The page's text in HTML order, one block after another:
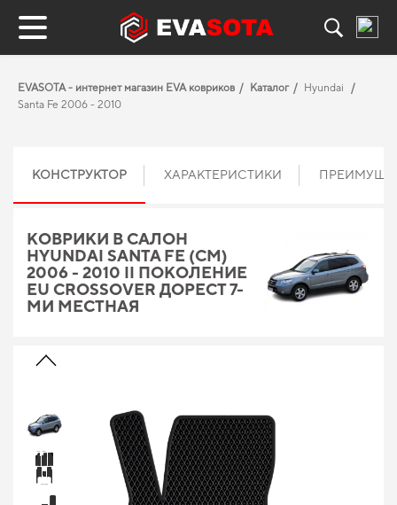
EVASOTA - интернет магазин EVA ковриков Каталог
Hyundai
Santa Fe 2006 - 2010
КОНСТРУКТОР ХАРАКТЕРИСТИКИ
КОВРИКИ В САЛОН
HYUNDAI SANTA FE (CM)
2006 - 2010 II ПОКОЛЕНИЕ
EU CROSSOVER ДОРЕСТ 7-
МИ МЕСТНАЯ